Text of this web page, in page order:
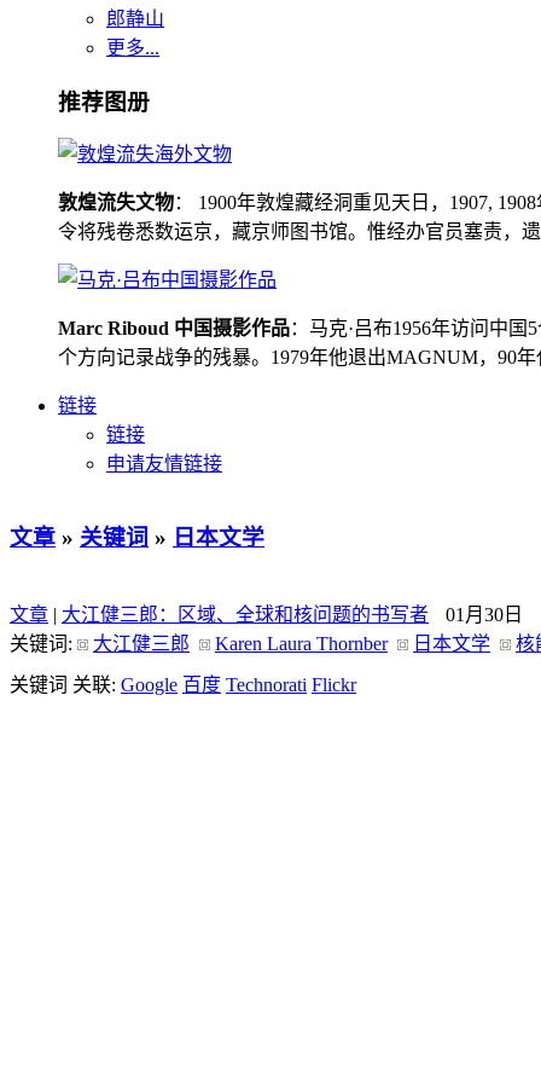
郎静山
更多...
推荐图册
敦煌流失文物： 1900年敦煌藏经洞重见天日，1907,
令将残卷悉数运京，藏京师图书馆。惟经办官员塞责，
Marc Riboud 中国摄影作品：马克·吕布1956年访问中
个方向记录战争的残暴。1979年他退出MAGNUM，90
链接
链接
申请友情链接
文章 » 关键词 » 日本文学
文章 | 大江健三郎：区域、全球和核问题的书写者
01月30日
关键词:
大江健三郎 Karen Laura Thornber 日本文学
核
关键词 关联: Google 百度 Technorati Flickr